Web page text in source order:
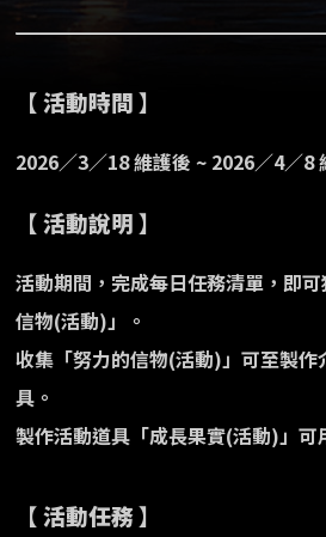
【 活動時間 】
2026／3／18 維護後 ~ 2026／4／8
【 活動說明 】
活動期間，完成每日任務清單，即
信物(活動)」。
收集「努力的信物(活動)」可至製
具。
製作活動道具「成長果實(活動)」可
【 活動任務 】